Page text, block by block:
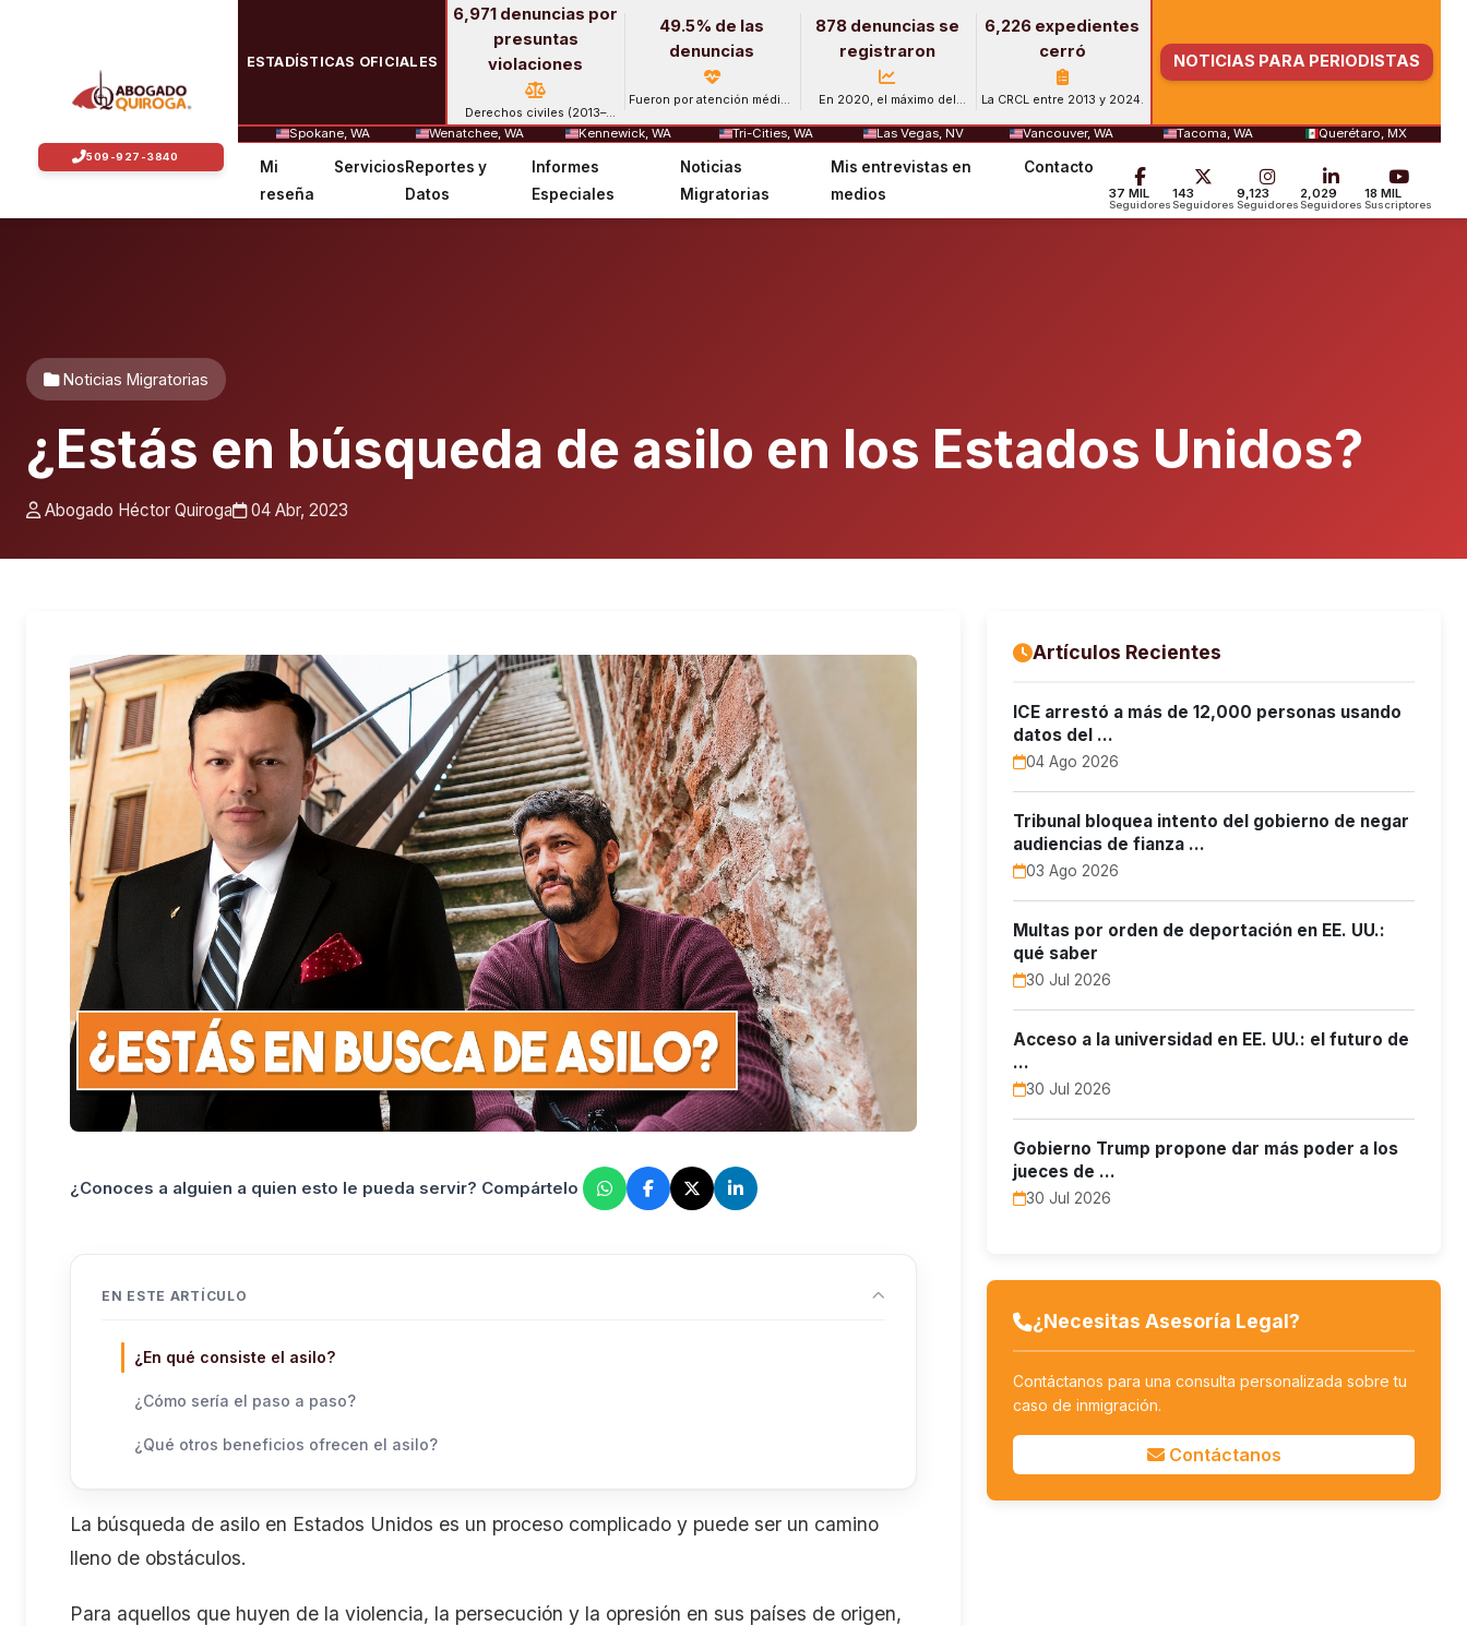
ESTADÍSTICAS OFICIALES
6,971 denuncias por
presuntas
violaciones
Derechos civiles (2013–
2024).
49.5% de las
denuncias
Fueron por atención médica
878 denuncias se
registraron
En 2020, el máximo del
6,226 expedientes
cerró
La CRCL entre 2013 y 2024.
NOTICIAS PARA PERIODISTAS
Spokane, WA Wenatchee, WA Kennewick, WA Tri-Cities, WA Las Vegas, NV Vancouver, WA Tacoma, WA Querétaro, MX
Mi
reseña
ServiciosReportes y
Datos
Informes
Especiales
Noticias
Migratorias
Mis entrevistas en
medios
Contacto
37 MIL
Seguidores
143
Seguidores
9,123
Seguidores
2,029
Seguidores
18 MIL
Suscriptores
Noticias Migratorias
¿Estás en búsqueda de asilo en los Estados Unidos?
Abogado Héctor Quiroga 04 Abr, 2023
¿Conoces a alguien a quien esto le pueda servir? Compártelo
EN ESTE ARTÍCULO
¿En qué consiste el asilo?
¿Cómo sería el paso a paso?
¿Qué otros beneficios ofrecen el asilo?
La búsqueda de asilo en Estados Unidos es un proceso complicado y puede ser un camino
lleno de obstáculos.
Para aquellos que huyen de la violencia, la persecución y la opresión en sus países de origen,
Artículos Recientes
ICE arrestó a más de 12,000 personas usando
datos del …
04 Ago 2026
Tribunal bloquea intento del gobierno de negar
audiencias de fianza …
03 Ago 2026
Multas por orden de deportación en EE. UU.:
qué saber
30 Jul 2026
Acceso a la universidad en EE. UU.: el futuro de
…
30 Jul 2026
Gobierno Trump propone dar más poder a los
jueces de …
30 Jul 2026
¿Necesitas Asesoría Legal?
Contáctanos para una consulta personalizada sobre tu
caso de inmigración.
Contáctanos